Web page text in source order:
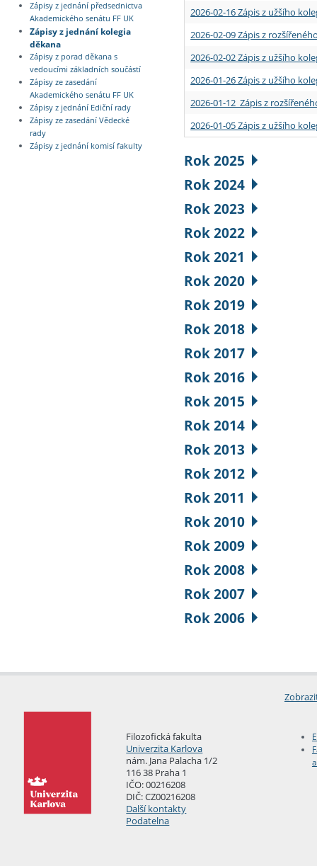
Zápisy z jednání předsednictva
Akademického senátu FF UK
Zápisy z jednání kolegia
děkana
Zápisy z porad děkana s
vedoucími základních součástí
Zápisy ze zasedání
Akademického senátu FF UK
Zápisy z jednání Ediční rady
Zápisy ze zasedání Vědecké
rady
Zápisy z jednání komisí fakulty
2026-02-16 Zápis z užšího
2026-02-09 Zápis z
2026-02-02 Zápis z užšího
2026-01-26 Zápis z užšího
2026-01-12 Zápis z
2026-01-05 Zápis z užšího
Rok 2025
Rok 2024
Rok 2023
Rok 2022
Rok 2021
Rok 2020
Rok 2019
Rok 2018
Rok 2017
Rok 2016
Rok 2015
Rok 2014
Rok 2013
Rok 2012
Rok 2011
Rok 2010
Rok 2009
Rok 2008
Rok 2007
Rok 2006
Filozofická fakulta
Univerzita Karlova
nám. Jana Palacha 1/2
116 38 Praha 1
IČO: 00216208
DIČ: CZ00216208
Další kontakty
Podatelna